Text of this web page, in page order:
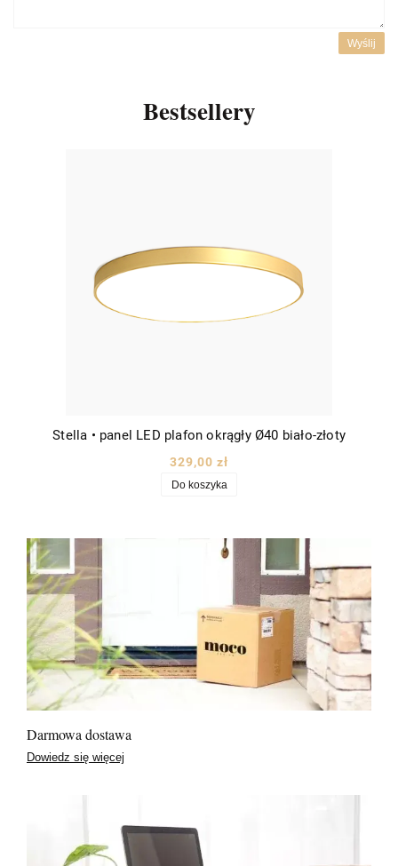
Wyślij
Bestsellery
Stella • panel LED plafon okrągły Ø40 biało-złoty
329,00 zł
Do koszyka
Darmowa dostawa
Dowiedz się więcej